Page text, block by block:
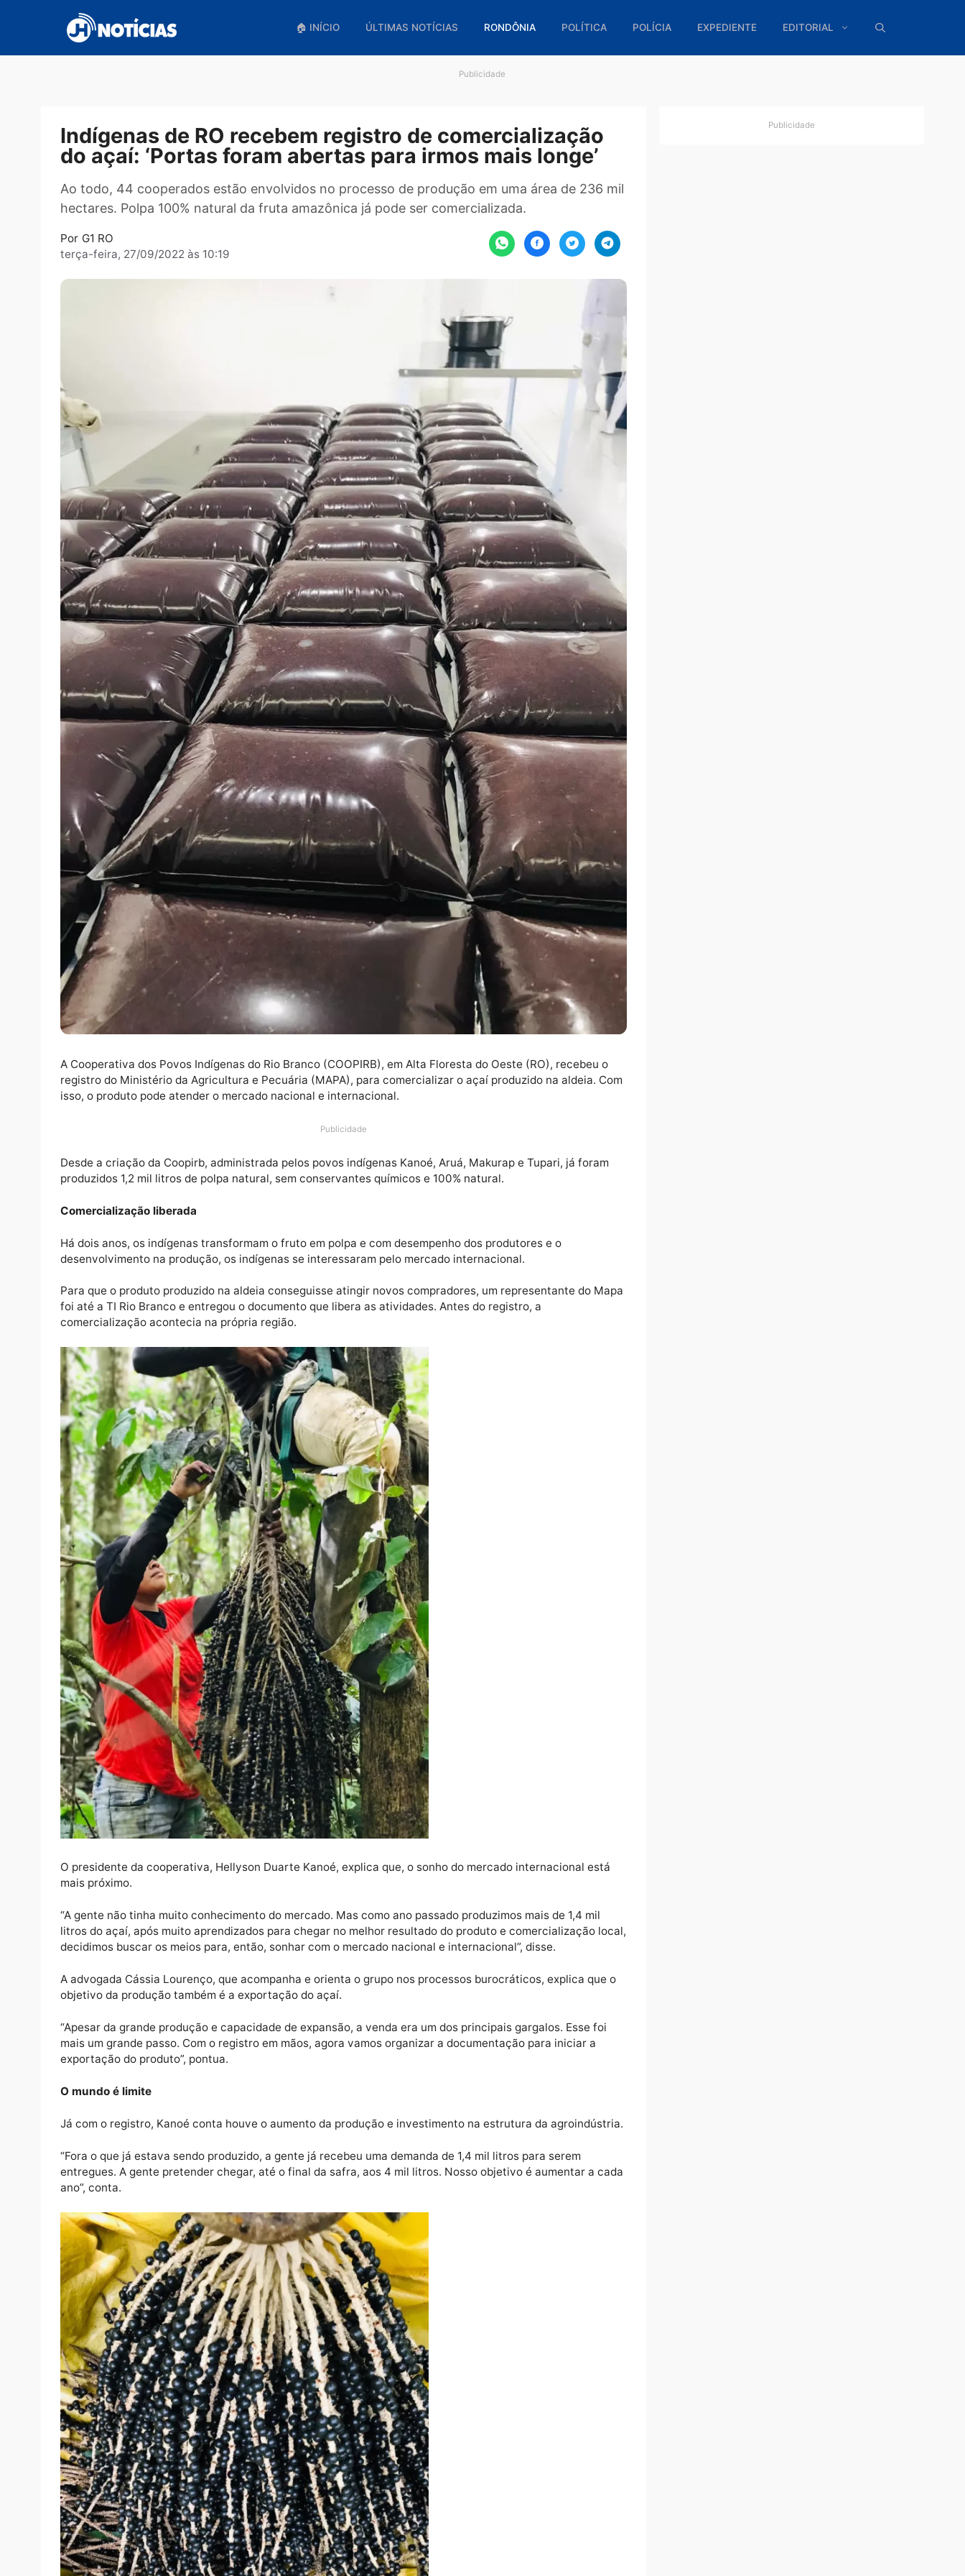
conteúdo
🏠 INÍCIO ÚLTIMAS NOTÍCIAS RONDÔNIA POLÍTICA POLÍCIA EXPEDIENTE EDITORIAL
Indígenas de RO recebem registro de comercialização
do açaí: ‘Portas foram abertas para irmos mais longe’
Ao todo, 44 cooperados estão envolvidos no processo de produção em uma área de 236 mil
hectares. Polpa 100% natural da fruta amazônica já pode ser comercializada.
Por
G1 RO
terça-feira, 27/09/2022 às 10:19
A Cooperativa dos Povos Indígenas do Rio Branco (COOPIRB), em Alta Floresta do Oeste (RO), recebeu o
isso, o produto pode atender o mercado nacional e internacional.
Publicidade
Desde a criação da Coopirb, administrada pelos povos indígenas Kanoé, Aruá, Makurap e Tupari, já foram
produzidos 1,2 mil litros de polpa natural, sem conservantes químicos e 100% natural.
Comercialização liberada
Há dois anos, os indígenas transformam o fruto em polpa e com desempenho dos produtores e o
desenvolvimento na produção, os indígenas se interessaram pelo mercado internacional.
Para que o produto produzido na aldeia conseguisse atingir novos compradores, um representante do Mapa
foi até a TI Rio Branco e entregou o documento que libera as atividades. Antes do registro, a
comercialização acontecia na própria região.
mais próximo.
“A gente não tinha muito conhecimento do mercado. Mas como ano passado produzimos mais de 1,4 mil
decidimos buscar os meios para, então, sonhar com o mercado nacional e internacional”, disse.
objetivo da produção também é a exportação do açaí.
“Apesar da grande produção e capacidade de expansão, a venda era um dos principais gargalos. Esse foi
mais um grande passo. Com o registro em mãos, agora vamos organizar a documentação para iniciar a
exportação do produto”, pontua.
O mundo é limite
Já com o registro, Kanoé conta houve o aumento da produção e investimento na estrutura da agroindústria.
“Fora o que já estava sendo produzido, a gente já recebeu uma demanda de 1,4 mil litros para serem
entregues. A gente pretender chegar, até o final da safra, aos 4 mil litros. Nosso objetivo é aumentar a cada
ano”, conta.